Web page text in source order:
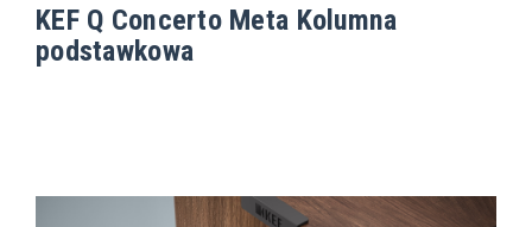
KEF Q Concerto Meta Kolumna
podstawkowa